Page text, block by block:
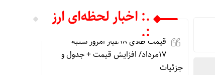
.: اخبار لحظه‌ای ارز
:.
قیمت طلای 18عیار امروز شنبه
17مرداد/ افزایش قیمت + جدول و
جزئیات